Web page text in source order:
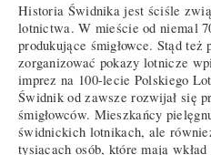
Historia Świdnika jest ściśle
lotnictwa. W mieście od niemal
produkujące śmigłowce. Stąd też
zorganizować pokazy lotnicze
imprez na 100-lecie Polskiego
Świdnik od zawsze rozwijał się
śmigłowców. Mieszkańcy
świdnickich lotnikach, ale
tysiącach osób, które mają